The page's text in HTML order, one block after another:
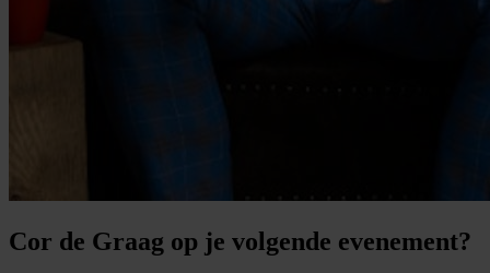
Cor de Graag op je volgende evenement?